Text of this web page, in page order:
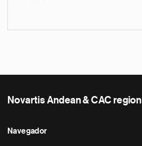
Novartis Andean & CAC region
Navegador